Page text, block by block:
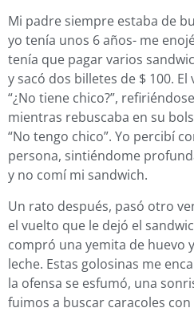
Mi padre siempre estaba de
yo tenía unos 6 años- me
tenía que pagar varios
y sacó dos billetes de $ 100.
“¿No tiene chico?”,
mientras rebuscaba en su
“No tengo chico”. Yo percibí
persona, sintiéndome
y no comí mi sandwich.
Un rato después, pasó otro
el vuelto que le dejó el
compró una yemita de huevo
leche. Estas golosinas me
la ofensa se esfumó, una
fuimos a buscar caracoles